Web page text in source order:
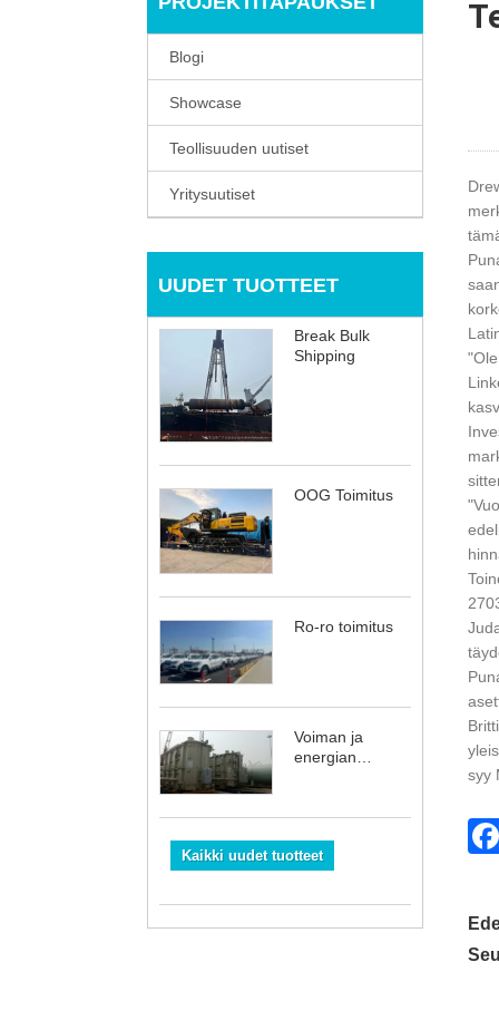
Blogi
Showcase
Teollisuuden uutiset
Yritysuutiset
UUDET TUOTTEET
Break Bulk
Shipping
OOG Toimitus
Ro-ro toimitus
Voiman ja
energian
Kaikki uudet tuotteet
syy